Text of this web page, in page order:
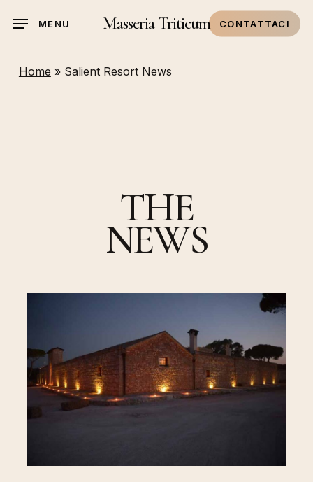
content
Masseria Triticum CONTATTACI
MENU
Home » Salient Resort News
THE
NEWS
Triticum:
quando
l’autenticità
incontra